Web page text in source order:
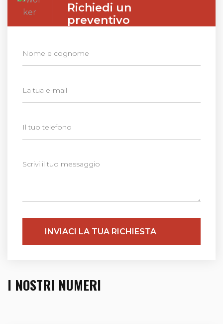
Richiedi un
preventivo
INVIACI LA TUA RICHIESTA
I NOSTRI NUMERI